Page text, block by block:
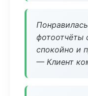
фотоотчёты
спокойно и
— Клиент